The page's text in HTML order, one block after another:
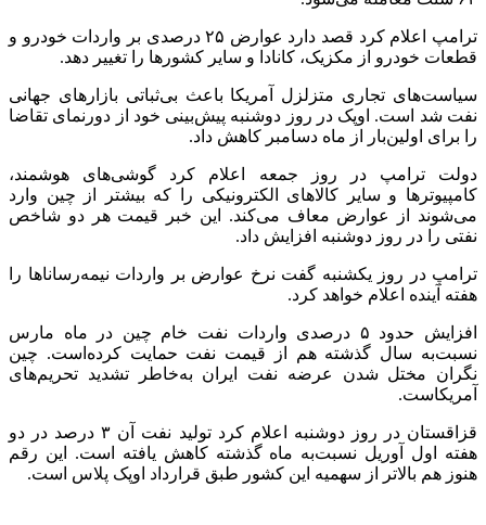
ترامپ اعلام کرد قصد دارد عوارض ۲۵ درصدی بر واردات خودرو و
قطعات خودرو از مکزیک، کانادا و سایر کشورها را تغییر دهد.
سیاست‌های تجاری متزلزل آمریکا باعث بی‌ثباتی بازارهای جهانی
نفت شد است. اوپک در روز دوشنبه پیش‌بینی خود از دورنمای تقاضا
را برای اولین‌بار از ماه دسامبر کاهش داد.
دولت ترامپ در روز جمعه اعلام کرد گوشی‌های هوشمند،
کامپیوترها و سایر کالاهای الکترونیکی را که بیشتر از چین وارد
می‌شوند از عوارض معاف می‌کند. این خبر قیمت هر دو شاخص
نفتی را در روز دوشنبه افزایش داد.
ترامپ در روز یکشنبه گفت نرخ عوارض بر واردات نیمه‌رساناها را
هفته آینده اعلام خواهد کرد.
افزایش حدود ۵ درصدی واردات نفت خام چین در ماه مارس
نسبت‌به سال گذشته هم از قیمت نفت حمایت کرده‌است. چین
نگران مختل شدن عرضه نفت ایران به‌خاطر تشدید تحریم‌های
آمریکاست.
قزاقستان در روز دوشنبه اعلام کرد تولید نفت آن ۳ درصد در دو
هفته اول آوریل نسبت‌به ماه گذشته کاهش یافته است. این رقم
هنوز هم بالاتر از سهمیه این کشور طبق قرارداد اوپک پلاس است.